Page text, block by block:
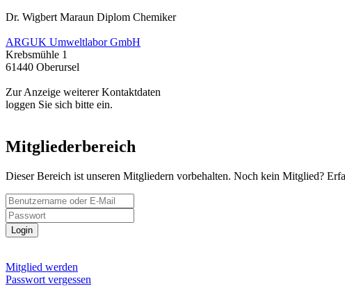
Dr. Wigbert Maraun Diplom Chemiker
ARGUK Umweltlabor GmbH
Krebsmühle 1
61440 Oberursel
Zur Anzeige weiterer Kontaktdaten
loggen Sie sich bitte ein.
Mitgliederbereich
Dieser Bereich ist unseren Mitgliedern vorbehalten. Noch kein Mitglied?
Login
Mitglied werden
Passwort vergessen